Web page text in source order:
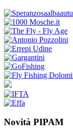
Novità PIPAM